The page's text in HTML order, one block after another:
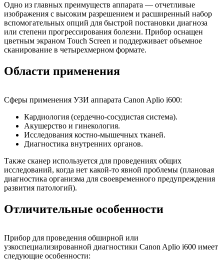
Одно из главных преимуществ аппарата — отчетливые
изображения с высоким разрешением и расширенный набор
вспомогательных опций для быстрой постановки диагноза
или степени прогрессирования болезни. Прибор оснащен
цветным экраном Touch Screen и поддерживает объемное
сканирование в четырехмерном формате.
Области применения
Сферы применения УЗИ аппарата Canon Aplio i600:
Кардиология (сердечно-сосудистая система).
Акушерство и гинекология.
Исследования костно-мышечных тканей.
Диагностика внутренних органов.
Также сканер используется для проведениях общих
исследований, когда нет какой-то явной проблемы (плановая
диагностика организма для своевременного предупреждения
развития патологий).
Отличительные особенности
Прибор для проведения обширной или
узкоспециализированной диагностики Canon Aplio i600 имеет
следующие особенности: